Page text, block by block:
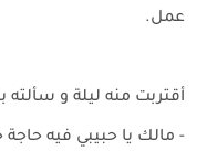
عمل.
أقتربت منه ليلة و سألته
- مالك يا حبيبي فيه